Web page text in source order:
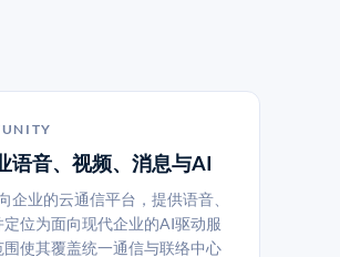
语音、视频、消息与AI
企业的云通信平台，提供语音、
位为面向现代企业的AI驱动服
使其覆盖统一通信与联络中心